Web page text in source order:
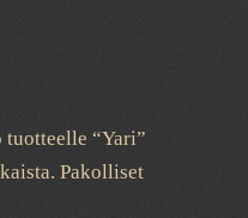
“Yari”
Pakolliset